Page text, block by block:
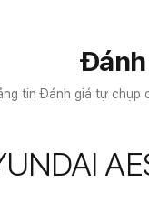
tin Đánh giá tự chụp